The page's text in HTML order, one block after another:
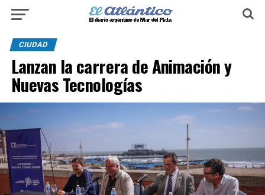
CIUDAD
Lanzan la carrera de Animación y
Nuevas Tecnologías